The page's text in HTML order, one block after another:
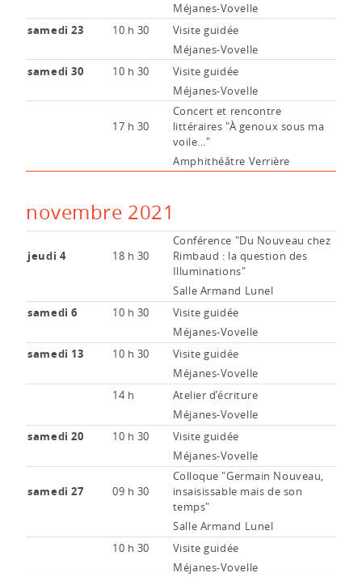
Méjanes-Vovelle
samedi 23 10 h 30
Visite guidée
Méjanes-Vovelle
samedi 30 10 h 30
Visite guidée
Méjanes-Vovelle
17 h 30
Concert et rencontre
littéraires "À genoux sous ma
voile..."
Amphithéâtre Verrière
novembre 2021
jeudi 4 18 h 30
Conférence "Du Nouveau chez
Rimbaud : la question des
Illuminations"
Salle Armand Lunel
samedi 6 10 h 30
Visite guidée
Méjanes-Vovelle
samedi 13 10 h 30
Visite guidée
Méjanes-Vovelle
14 h
Atelier d’écriture
Méjanes-Vovelle
samedi 20 10 h 30
Visite guidée
Méjanes-Vovelle
samedi 27 09 h 30
Colloque "Germain Nouveau,
insaisissable mais de son
temps"
Salle Armand Lunel
10 h 30
Visite guidée
Méjanes-Vovelle